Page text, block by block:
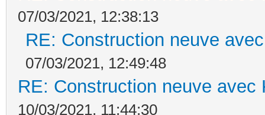
07/03/2021, 12:38:13
RE: Construction neuve
07/03/2021, 12:49:48
RE: Construction neuve avec
10/03/2021, 11:44:30